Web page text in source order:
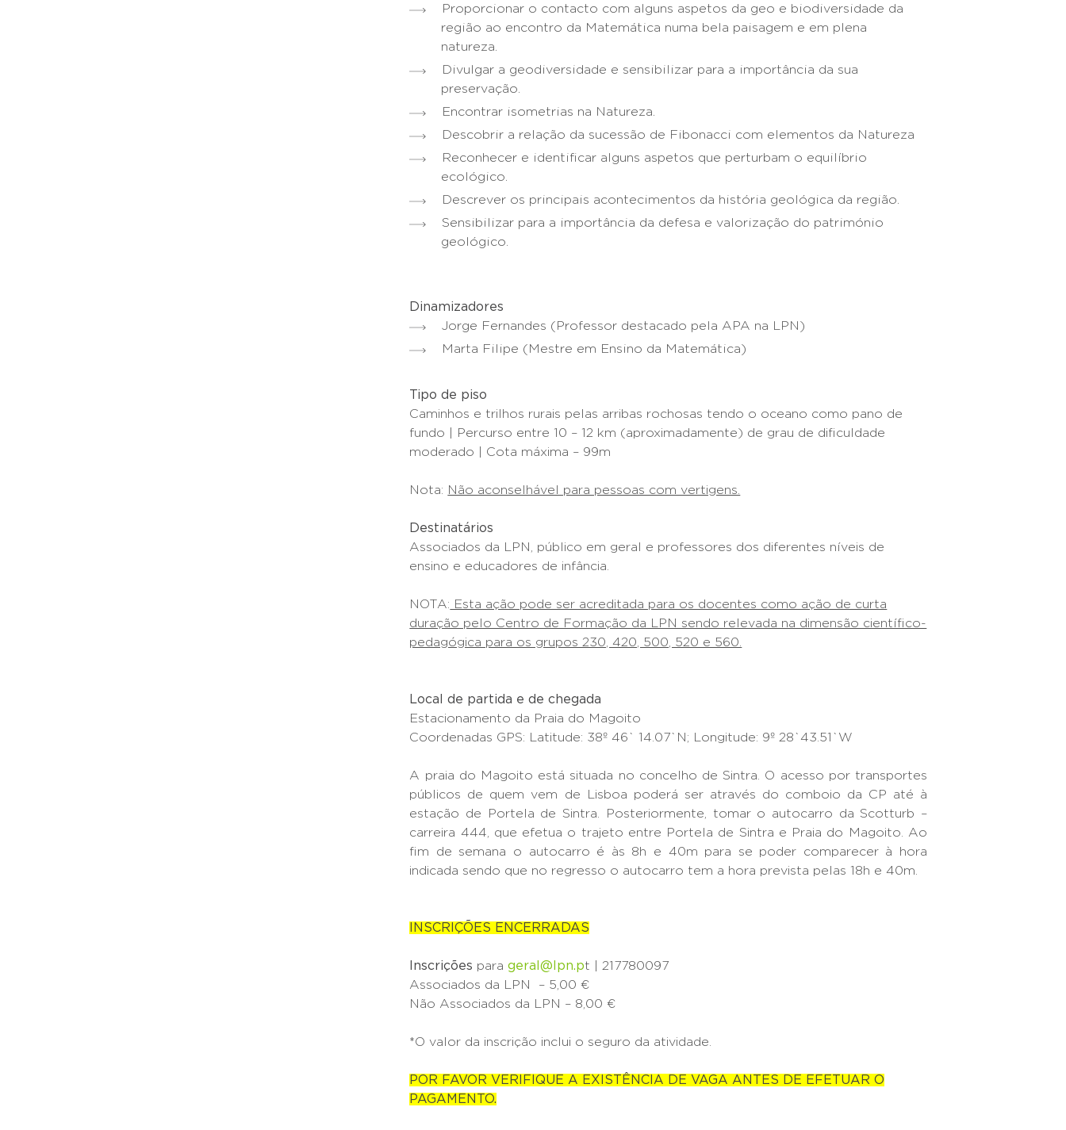
Proporcionar o contacto com alguns aspetos da geo e biodiversidade da
região ao encontro da Matemática numa bela paisagem e em plena
natureza.
Divulgar a geodiversidade e sensibilizar para a importância da sua
preservação.
Encontrar isometrias na Natureza.
Descobrir a relação da sucessão de Fibonacci com elementos da Natureza
Reconhecer e identificar alguns aspetos que perturbam o equilíbrio
ecológico.
Descrever os principais acontecimentos da história geológica da região.
Sensibilizar para a importância da defesa e valorização do património
geológico.
Dinamizadores
Jorge Fernandes (Professor destacado pela APA na LPN)
Marta Filipe (Mestre em Ensino da Matemática)
Tipo de piso
Caminhos e trilhos rurais pelas arribas rochosas tendo o oceano como pano de
fundo | Percurso entre 10 – 12 km (aproximadamente) de grau de dificuldade
moderado | Cota máxima – 99m
Nota: Não aconselhável para pessoas com vertigens.
Destinatários
Associados da LPN, público em geral e professores dos diferentes níveis de
ensino e educadores de infância.
NOTA: Esta ação pode ser acreditada para os docentes como ação de curta
duração pelo Centro de Formação da LPN sendo relevada na dimensão científico-
pedagógica para os grupos 230, 420, 500, 520 e 560.
Local de partida e de chegada
Estacionamento da Praia do Magoito
Coordenadas GPS: Latitude: 38º 46` 14.07`N; Longitude: 9º 28`43.51`W
A praia do Magoito está situada no concelho de Sintra. O acesso por transportes
públicos de quem vem de Lisboa poderá ser através do comboio da CP até à
estação de Portela de Sintra. Posteriormente, tomar o autocarro da Scotturb –
carreira 444, que efetua o trajeto entre Portela de Sintra e Praia do Magoito. Ao
fim de semana o autocarro é às 8h e 40m para se poder comparecer à hora
indicada sendo que no regresso o autocarro tem a hora prevista pelas 18h e 40m.
INSCRIÇÕES ENCERRADAS
Inscrições parageral@lpn.pt | 217780097
Associados da LPN – 5,00 €
Não Associados da LPN – 8,00 €
*O valor da inscrição inclui o seguro da atividade.
POR FAVOR VERIFIQUE A EXISTÊNCIA DE VAGA ANTES DE EFETUAR O
PAGAMENTO.